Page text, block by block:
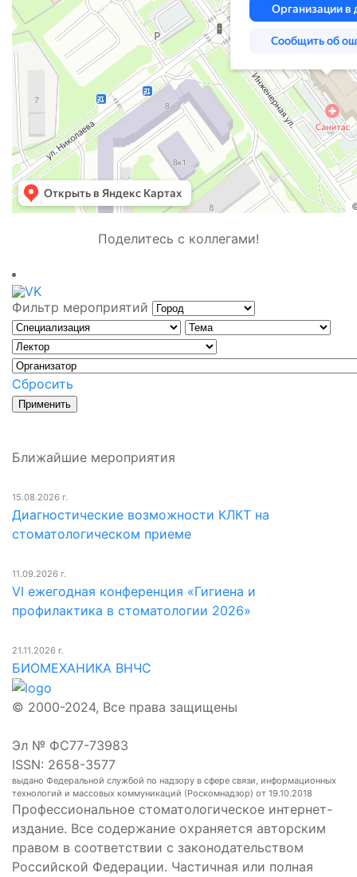
Поделитесь с коллегами!
Фильтр мероприятий
Сбросить
Ближайшие мероприятия
15.08.2026 г.
Диагностические возможности КЛКТ на
стоматологическом приеме
11.09.2026 г.
VI ежегодная конференция «Гигиена и
профилактика в стоматологии 2026»
21.11.2026 г.
БИОМЕХАНИКА ВНЧС
© 2000-2024, Все права защищены
Эл № ФС77-73983
ISSN: 2658-3577
выдано Федеральной службой по надзору в сфере связи, информационных
технологий и массовых коммуникаций (Роскомнадзор) от 19.10.2018
Профессиональное стоматологическое интернет-
издание. Все содержание охраняется авторским
правом в соответствии с законодательством
Российской Федерации. Частичная или полная